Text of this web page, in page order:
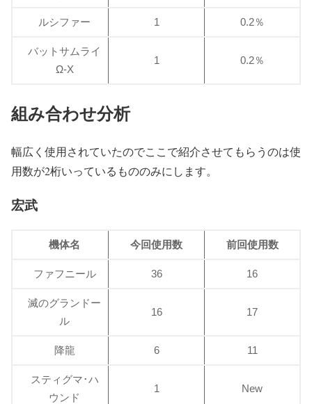
ルシファー 1 0.2％
バットサムライ
Ω-X
1 0.2％
組み合わせ分析
幅広く使用されていたのでここで紹介させてもらうのは使
用数が2桁いっているもののみにします。
宏武
機体名 今回使用数 前回使用数
ファフニール 36 16
滅のグランドー
ル
16 17
降龍 6 11
スティグマ･ハ
ウンド
1 New